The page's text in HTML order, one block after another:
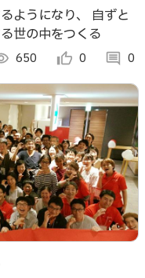
ようになり、 自ずと
世の中をつくる
650 thumb_up_alt 0 comment 0